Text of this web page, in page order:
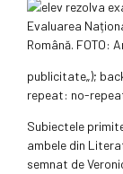
Evaluarea
Română. FOTO:
publicitate„);
repeat: no-
Subiectele
ambele din
semnat de